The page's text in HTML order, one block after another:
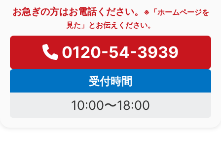
お急ぎの方はお電話ください。
※「ホームページを
見た」とお伝えください。
0120-54-3939
受付時間
10:00〜18:00